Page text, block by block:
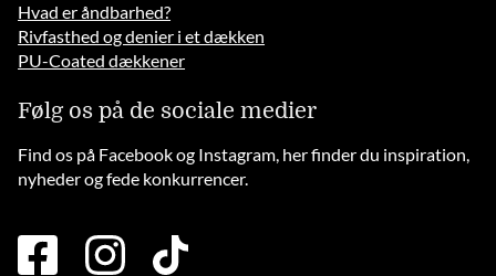
Hvad er åndbarhed?
Rivfasthed og denier i et dækken
PU-Coated dækkener
Følg os på de sociale medier
Find os på Facebook og Instagram, her finder du inspiration,
nyheder og fede konkurrencer.
facebook
square
instagramtiktok